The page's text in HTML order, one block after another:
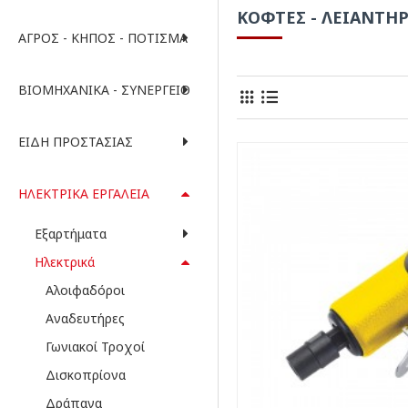
ΑΓΡΌΣ - ΚΉΠΟΣ - ΠΌΤΙΣΜΑ
ΒΙΟΜΗΧΑΝΙΚΆ - ΣΥΝΕΡΓΕΊΟ
ΕΊΔΗ ΠΡΟΣΤΑΣΊΑΣ
ΗΛΕΚΤΡΙΚΆ ΕΡΓΑΛΕΊΑ
Εξαρτήματα
Ηλεκτρικά
Αλοιφαδόροι
Αναδευτήρες
Γωνιακοί Τροχοί
Δισκοπρίονα
Δράπανα
ΚΌΦΤΕΣ -